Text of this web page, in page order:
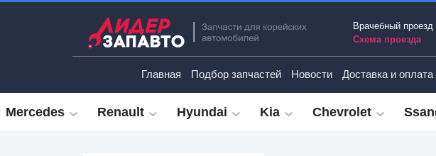
Врачебный
Схема проезда
Главная Подбор запчастей Новости Доставка и оплата
Mercedes Renault Hyundai Kia Chevrolet